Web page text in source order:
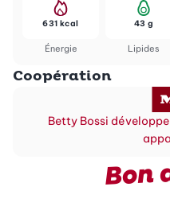
Énergie
631 kcal
Lipides
43 g
Coopération
Betty Bossi
Bon